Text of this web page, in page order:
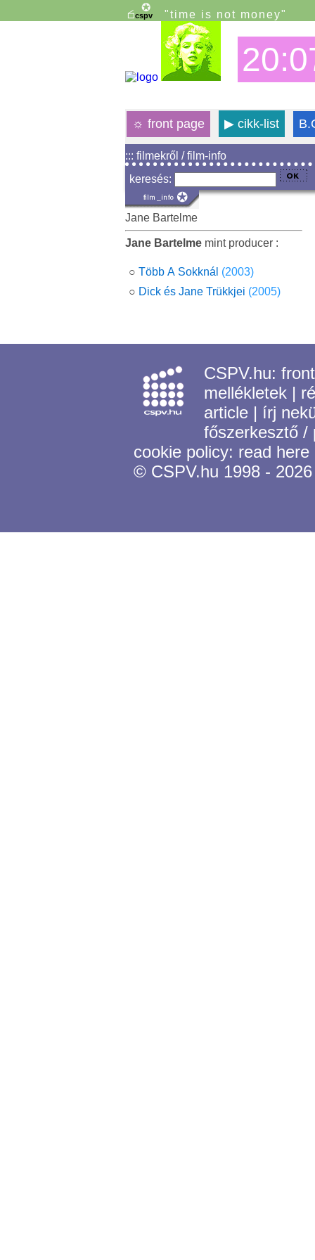
"time is not money"
☼ front page ▶cikk-list
::: filmekről / film-info
keresés:
Jane Bartelme
Jane Bartelmemint producer :
○ Több A Sokknál (2003)
○ Dick és Jane Trükkjei (2005)
CSPV.hu:
mellékletek |
article | írj
főszerkesztő
cookie policy: read here
© CSPV.hu 1998 - 2026